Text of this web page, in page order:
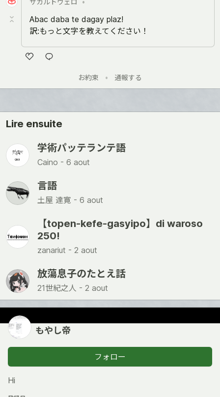
ね
Abac daba te dagay plaz!
訳:もっと文字を教えてください！
ね
お約束 • 通報する
Lire ensuite
学術パッテランテ語
Caino - 6 aout
言語
土屋 達寛 - 6 aout
【topen-kefe-gasyipo】di waroso
250!
zanariut - 2 aout
放蕩息子のたとえ話
21世紀之人 - 2 aout
もやし帝
フォロー
Hi